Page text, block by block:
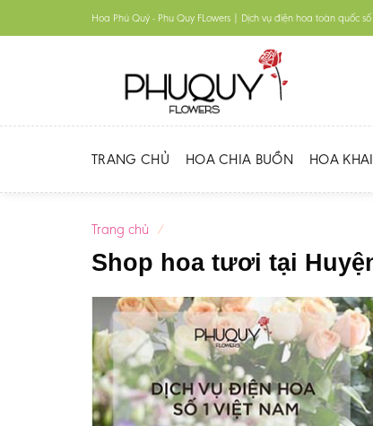
to
Hoa Phú Quý - Phu Quy FLowers | Dịch vụ điện hoa toàn quốc
TRANG CHỦ HOA CHIA BUỒN HOA
Trang chủ /
Shop hoa tươi tại